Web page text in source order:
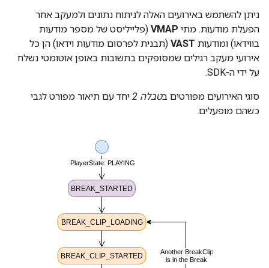
ניתן להשתמש באירועים האלה לניתוח נתונים ולמעקב אחר
הפעלת מודעות. מתי VMAP (פלייליסט של מספר מודעות
בווידאו) ומודעות VAST (תבנית לפרסום מודעות וידאו) הן כל
אירועי מעקב רגילים שמסופקים בתשובות באופן אוטומטי נשלח
על ידי ה-SDK.
סוגי האירועים מפורטים בטבלה 2
יחד עם תיאור מפורט לגבי
כשהם מופעלים.
טבלה 2: אירועים של הפסקות זמניות והתיאורים
שלהם.
תיאור
המדיה הנוכחי של
התוכן הראשי שווה
position
מההפסקה שלא